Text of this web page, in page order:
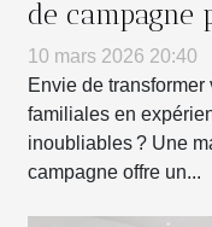
de campagne
transformer vos
réunions
10 mars 2026 20:40
Envie de
familiales en
inoubliables ? Une
campagne offre un...